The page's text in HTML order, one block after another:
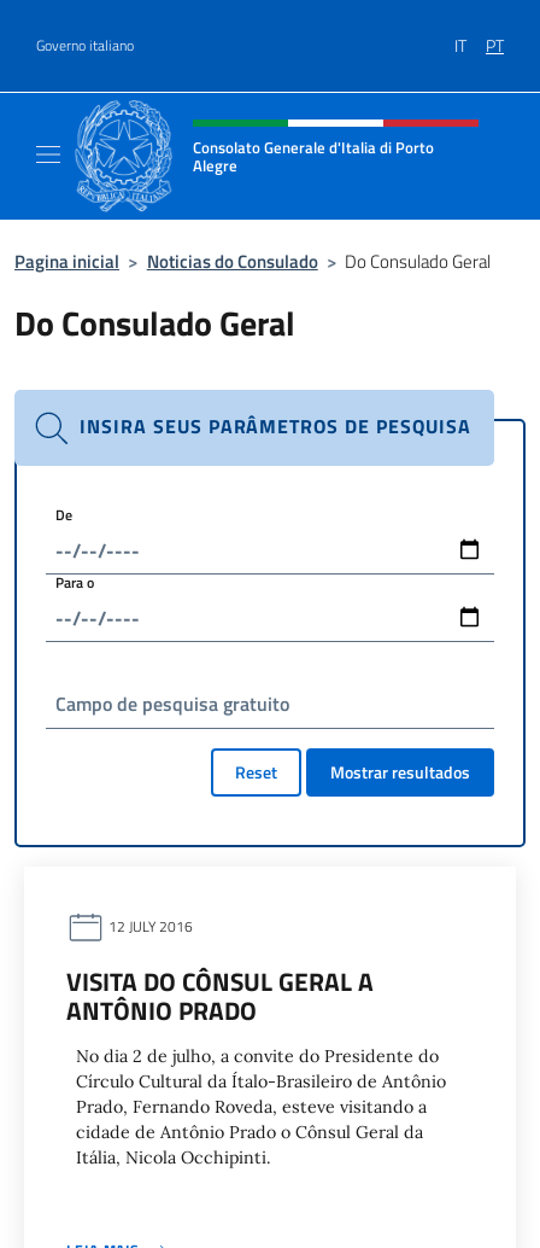
Governo italiano IT PT
Site, social e cabeçalho do menu
Consolato Generale d'Italia di Porto
Alegre
Pagina inicial > Noticias do Consulado > Do Consulado Geral
Do Consulado Geral
INSIRA SEUS PARÂMETROS DE PESQUISA
De
Para o
Campo de pesquisa gratuito
Reset Mostrar resultados
12 JULY 2016
VISITA DO CÔNSUL GERAL A
ANTÔNIO PRADO
No dia 2 de julho, a convite do Presidente do
Círculo Cultural da Ítalo-Brasileiro de Antônio
Prado, Fernando Roveda, esteve visitando a
cidade de Antônio Prado o Cônsul Geral da
Itália, Nicola Occhipinti.